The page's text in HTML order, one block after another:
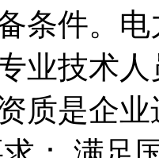
条件。
业技术
质是企